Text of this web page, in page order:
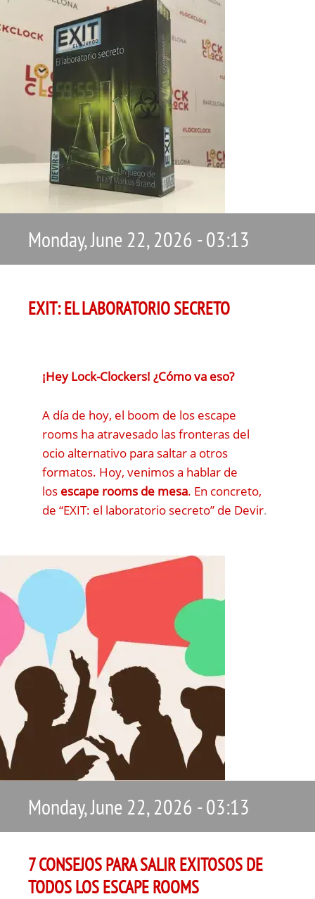
Monday, June 22, 2026 - 03:13
EXIT: EL LABORATORIO SECRETO
¡Hey Lock-Clockers! ¿Cómo va eso?
A día de hoy, el boom de los escape
rooms ha atravesado las fronteras del
ocio alternativo para saltar a otros
formatos. Hoy, venimos a hablar de
los escape rooms de mesa. En concreto,
de “EXIT: el laboratorio secreto” de Devir.
Monday, June 22, 2026 - 03:13
7 CONSEJOS PARA SALIR EXITOSOS DE
TODOS LOS ESCAPE ROOMS